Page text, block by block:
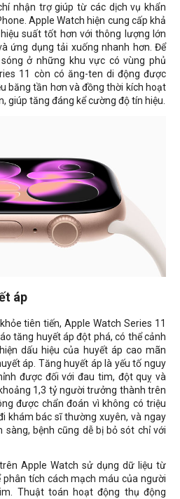
nhận trợ giúp từ các dịch vụ khẩn
Apple Watch hiện cung cấp khả
suất tốt hơn với thông lượng lớn
ứng dụng tải xuống nhanh hơn. Để
ở những khu vực có vùng phủ
11 còn có ăng-ten di động được
băng tần hơn và đồng thời kích hoạt
giúp tăng đáng kể cường độ tín hiệu.
áp
tiên tiến, Apple Watch Series 11
tăng huyết áp đột phá, có thể cảnh
dấu hiệu của huyết áp cao mãn
áp. Tăng huyết áp là yếu tố nguy
được đối với đau tim, đột quỵ và
1,3 tỷ người trưởng thành trên
được chẩn đoán vì không có triệu
khám bác sĩ thường xuyên, và ngay
bệnh cũng dễ bị bỏ sót chỉ với
Apple Watch sử dụng dữ liệu từ
tích cách mạch máu của người
Thuật toán hoạt động thụ động